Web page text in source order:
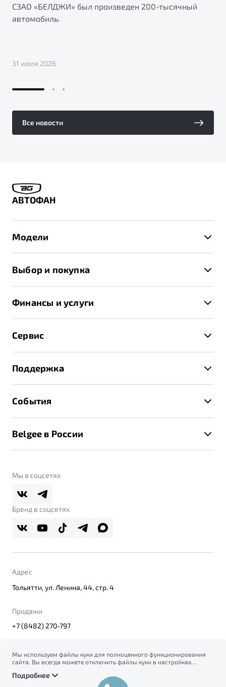
СЗАО «БЕЛДЖИ» был произведен 200-тысячный
автомобиль.
31 июля 2026
Все новости
АВТОФАН
Модели
X70
Выбор и покупка
Записаться на тест-драйв
Получить предложение
Финансы и услуги
Страхование
Расчет КАСКО
Сервис
Техническое обслуживание
Калькулятор ТО
Поддержка
Помощь на дорогах
Belgee Линк
Belgee Плюс
Реферальная программа
События
Belgee в России
О дилерском центре
Правовая информация
Мы в соцсетях
Бренд в соцсетях
Адрес
Тольятти, ул. Ленина, 44, стр. 4
Продажи
+7 (8482) 270-797
© 2026
Политика конфиденциальности персональных данных
Мы используем файлы куки для полноценного функционирования
сайта. Вы всегда можете отключить файлы куки в настройках
на сбор и использование файлов куки, и подтверждаете
ознакомление с информацией по сбору, использованию и
Подробнее